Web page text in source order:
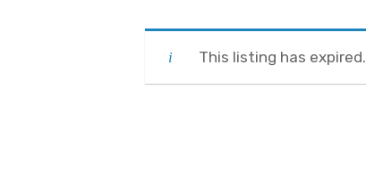
This listing has expired.